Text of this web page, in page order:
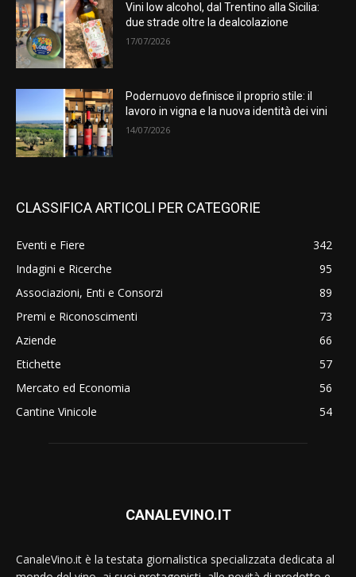
Vini low alcohol, dal Trentino alla Sicilia:
due strade oltre la dealcolazione
17/07/2026
Podernuovo definisce il proprio stile: il
lavoro in vigna e la nuova identità dei vini
14/07/2026
CLASSIFICA ARTICOLI PER CATEGORIE
Eventi e Fiere
342
Indagini e Ricerche
95
Associazioni, Enti e Consorzi
89
Premi e Riconoscimenti
73
Aziende
66
Etichette
57
Mercato ed Economia
56
Cantine Vinicole
54
CANALEVINO.IT
CanaleVino.it è la testata giornalistica specializzata dedicata al